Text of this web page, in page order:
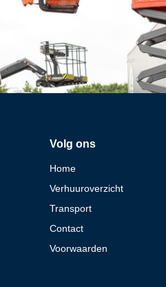
Volg ons
Home
Verhuuroverzicht
Transport
Contact
Voorwaarden